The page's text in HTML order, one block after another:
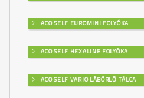
ACO SELF EUROMINI FOLYÓKA
ACO SELF HEXALINE FOLYÓKA
ACO SELF VARIO LÁBÖRLŐ TÁLCA